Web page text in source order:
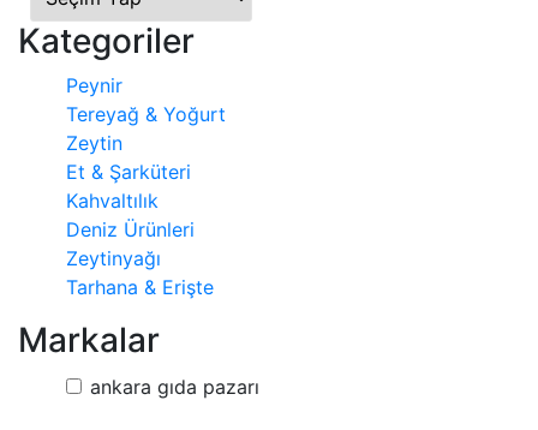
Kategoriler
Peynir
Tereyağ & Yoğurt
Zeytin
Et & Şarküteri
Kahvaltılık
Deniz Ürünleri
Zeytinyağı
Tarhana & Erişte
Markalar
ankara gıda pazarı